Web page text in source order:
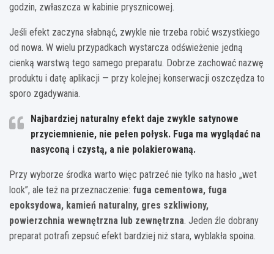
godzin, zwłaszcza w kabinie prysznicowej.
Jeśli efekt zaczyna słabnąć, zwykle nie trzeba robić wszystkiego
od nowa. W wielu przypadkach wystarcza odświeżenie jedną
cienką warstwą tego samego preparatu. Dobrze zachować nazwę
produktu i datę aplikacji — przy kolejnej konserwacji oszczędza to
sporo zgadywania.
Najbardziej naturalny efekt daje zwykle satynowe
przyciemnienie, nie pełen połysk. Fuga ma wyglądać na
nasyconą i czystą, a nie polakierowaną.
Przy wyborze środka warto więc patrzeć nie tylko na hasło „wet
look”, ale też na przeznaczenie: fuga cementowa, fuga
epoksydowa, kamień naturalny, gres szkliwiony,
powierzchnia wewnętrzna lub zewnętrzna. Jeden źle dobrany
preparat potrafi zepsuć efekt bardziej niż stara, wyblakła spoina.